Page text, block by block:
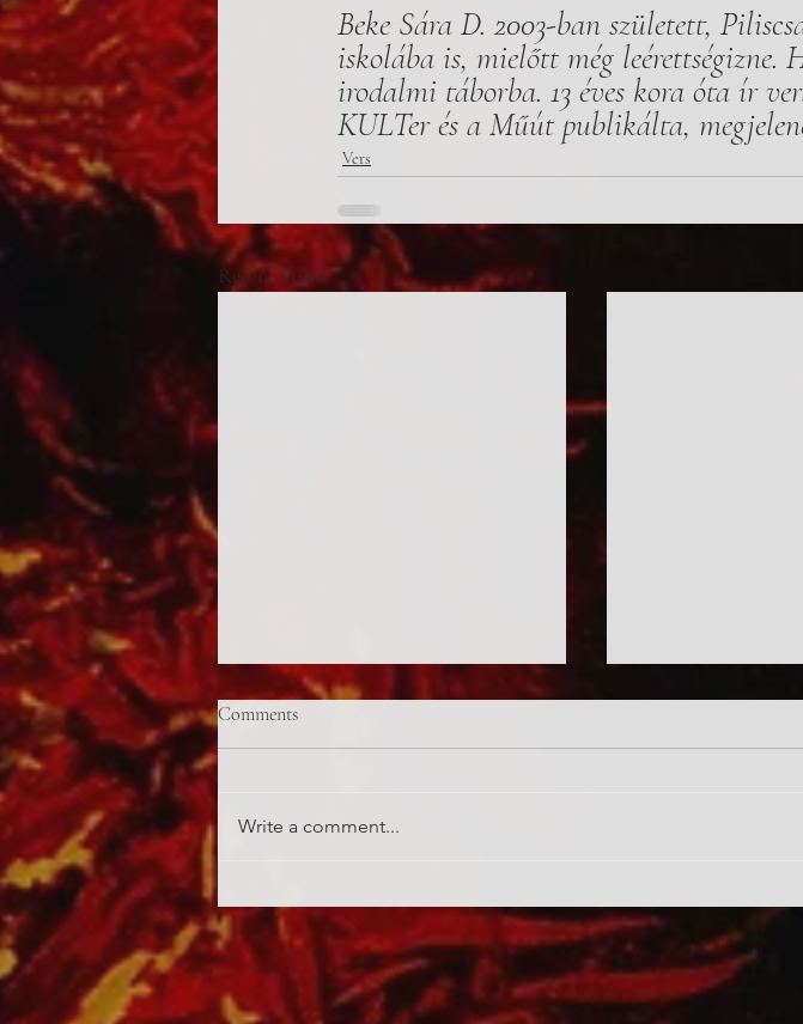
Beke Sára D. 2003-ban született,
iskolába is, mielőtt még
irodalmi táborba. 13 éves kora óta ír
KULTer és a Műút publikálta,
Vers
Recent Posts
Comments
Write a comment...